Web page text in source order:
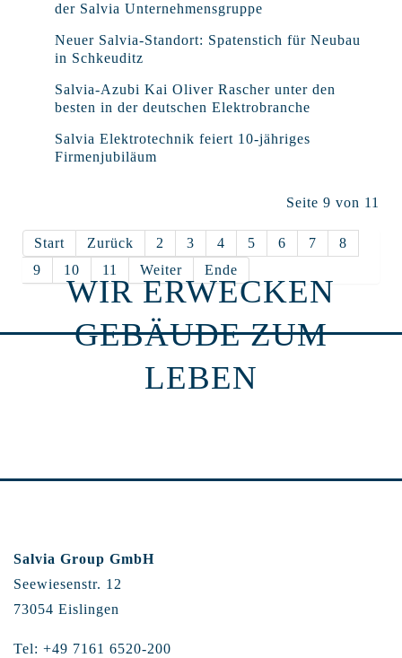
der Salvia Unternehmensgruppe
Neuer Salvia-Standort: Spatenstich für Neubau
in Schkeuditz
Salvia-Azubi Kai Oliver Rascher unter den
besten in der deutschen Elektrobranche
Salvia Elektrotechnik feiert 10-jähriges
Firmenjubiläum
Seite 9 von 11
Start Zurück 2 3 4 5 6 7
8
9
10 11 Weiter Ende
WIR ERWECKEN
GEBÄUDE ZUM
LEBEN
Salvia Group GmbH
Seewiesenstr. 12
73054 Eislingen
Tel: +49 7161 6520-200